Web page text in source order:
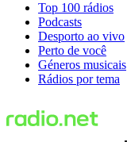
Top 100 rádios
Podcasts
Desporto ao vivo
Perto de você
Géneros musicais
Rádios por tema